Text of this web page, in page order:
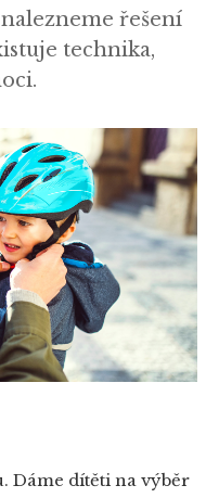
řešení
technika,
Dáme dítěti na výběr